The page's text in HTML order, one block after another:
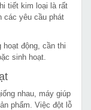
tiết kim loại là rất
các yêu cầu phát
động, cần thi
sinh hoạt.
nhau, máy giúp
phẩm. Việc đột lỗ